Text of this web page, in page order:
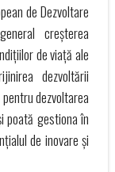
de Dezvoltare
creșterea
de viață ale
dezvoltării
dezvoltarea
poată gestiona în
de inovare și